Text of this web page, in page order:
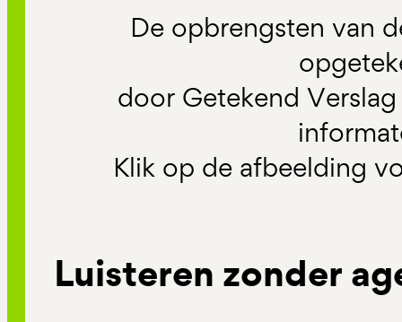
De opbrengsten van
door Getekend
Klik op de afbeelding
Luisteren zonder